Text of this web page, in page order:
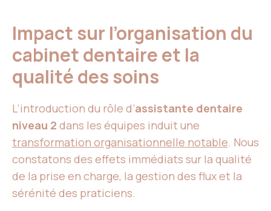
Impact sur l’organisation du
cabinet dentaire et la
qualité des soins
L’introduction du rôle d’assistante dentaire
niveau 2 dans les équipes induit une
transformation organisationnelle notable. Nous
constatons des effets immédiats sur la qualité
de la prise en charge, la gestion des flux et la
sérénité des praticiens.